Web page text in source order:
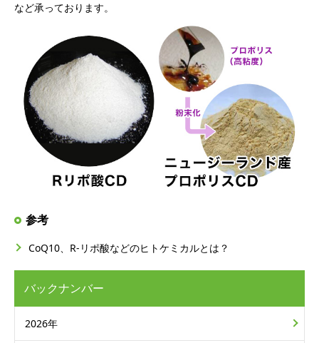
など承っております。
参考
CoQ10、R-リポ酸などのヒトケミカルとは？
バックナンバー
2026年